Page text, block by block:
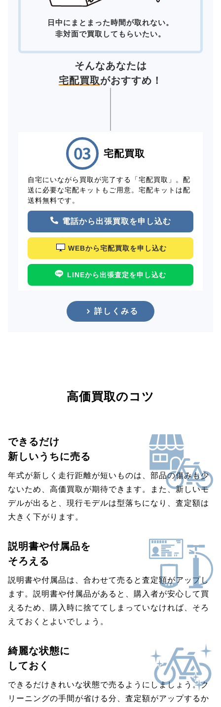
日中にまとまった時間が取れない。
非対面で買取してもらいたい。
そんなあなたは
宅配買取がおすすめ！
宅配買取
自宅にいながら買取が完了する「宅配買取」。配
送に必要な宅配キットもご用意。宅配キットは配
送料無料です。
電話から出張買取を申し込む
WEBから宅配買取を申し込む
LINEから出張査定を申し込む
詳しくみる
高価買取のコツ
できるだけ
新しいうちに売る
年式が新しく走行距離が短いものは、部品の傷みも少
ないため、高価買取が期待できます。また、新しいモ
デルが出ると、現行モデルは型落ちになり、査定額は
大きく下がります。
説明書や付属品を
そろえる
説明書や付属品は、合わせて売ると査定額がアップし
ます。説明書や付属品があると、購入者が安心して買
えるため、購入時に捨ててしまっていなければ、そろ
えておくとよいでしょう。
綺麗な状態に
しておく
できるだけきれいな状態で売るようにしましょう。ク
リーニングの手間が省ける分、査定額がアップするか